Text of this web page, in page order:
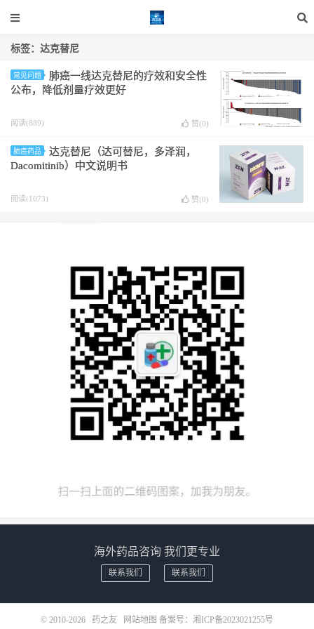
标签：达克替尼
常见问题
肺癌一线达克替尼的疗效和安全性
公布，降低剂量疗效更好
阅读(889) 赞(0)
肺癌药品
达克替尼（达可替尼，多泽润，
Dacomitinib）中文说明书
阅读(1073) 赞(0)
海外药品咨询 我们更专业
联系我们 联系我们
© 2010-2026 药之友 网站地图 备案号： 湘ICP备2023021255号